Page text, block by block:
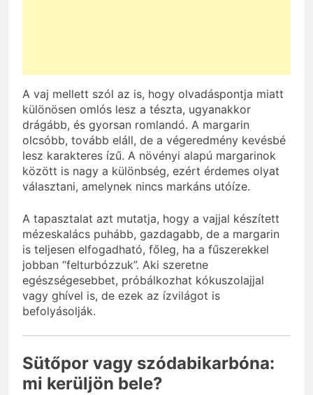
A vaj mellett szól az is, hogy olvadáspontja miatt
különösen omlós lesz a tészta, ugyanakkor
drágább, és gyorsan romlandó. A margarin
olcsóbb, tovább eláll, de a végeredmény kevésbé
lesz karakteres ízű. A növényi alapú margarinok
között is nagy a különbség, ezért érdemes olyat
választani, amelynek nincs markáns utóíze.
A tapasztalat azt mutatja, hogy a vajjal készített
mézeskalács puhább, gazdagabb, de a margarin
is teljesen elfogadható, főleg, ha a fűszerekkel
jobban “felturbózzuk”. Aki szeretne
egészségesebbet, próbálkozhat kókuszolajjal
vagy ghível is, de ezek az ízvilágot is
befolyásolják.
Sütőpor vagy szódabikarbóna:
mi kerüljön bele?